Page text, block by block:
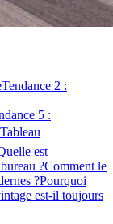
Tendance 2 :
5 :
Tableau
est
?Comment le
?Pourquoi
est-il toujours